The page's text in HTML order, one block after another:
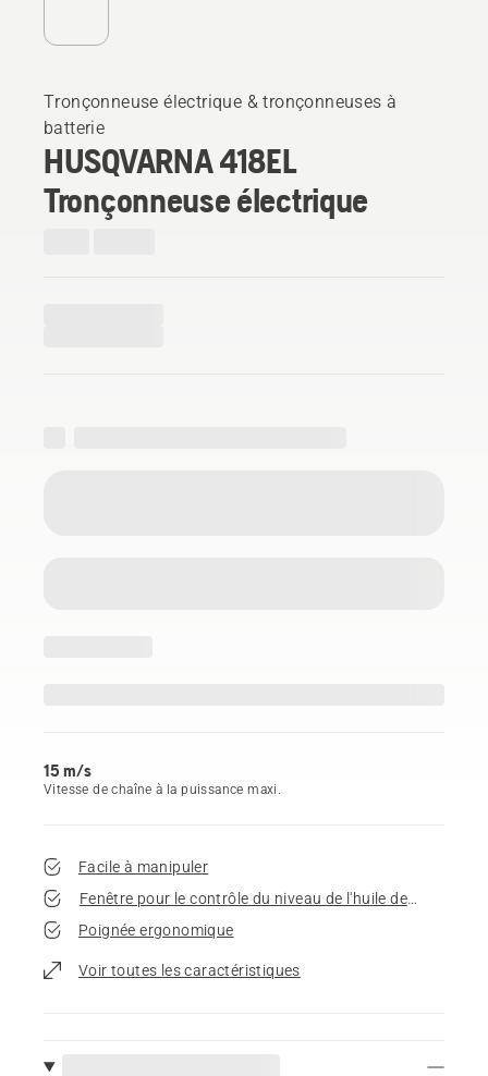
Tronçonneuse électrique & tronçonneuses à
batterie
HUSQVARNA 418EL
Tronçonneuse électrique
15 m/s
Vitesse de chaîne à la puissance maxi.
Facile à manipuler
Fenêtre pour le contrôle du niveau de l'huile de chaîne
Poignée ergonomique
Voir toutes les caractéristiques